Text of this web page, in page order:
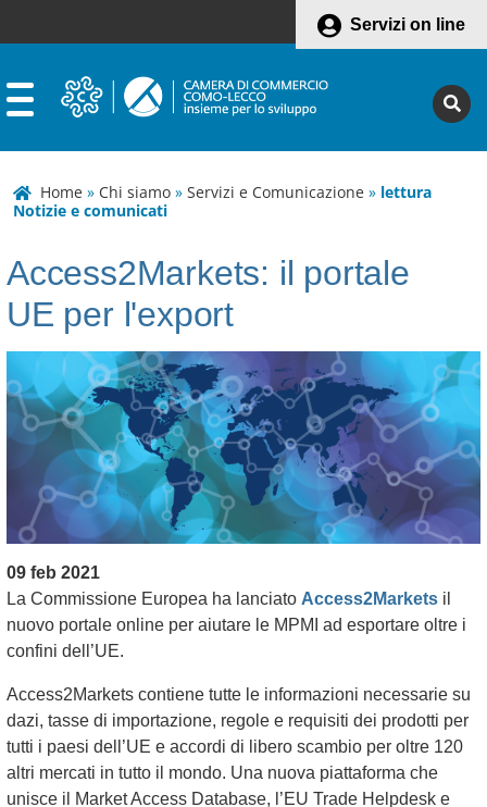
Servizi on line
Home » Chi siamo » Servizi e Comunicazione » lettura
Notizie e comunicati
Access2Markets: il portale
UE per l'export
09 feb 2021
La Commissione Europea ha lanciato Access2Markets il
nuovo portale online per aiutare le MPMI ad esportare oltre i
confini dell’UE.
Access2Markets contiene tutte le informazioni necessarie su
dazi, tasse di importazione, regole e requisiti dei prodotti per
tutti i paesi dell’UE e accordi di libero scambio per oltre 120
altri mercati in tutto il mondo. Una nuova piattaforma che
unisce il Market Access Database, l’EU Trade Helpdesk e